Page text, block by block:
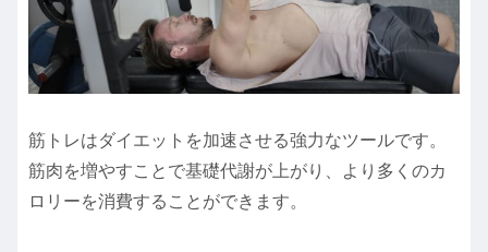
筋トレはダイエットを加速させる強力なツールです。
筋肉を増やすことで基礎代謝が上がり、より多くのカ
ロリーを消費することができます。